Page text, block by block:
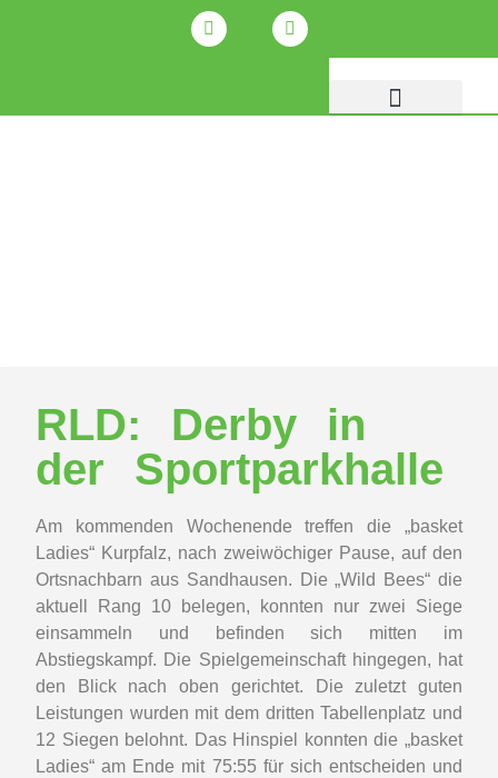
RLD: Derby in
der Sportparkhalle
Am kommenden Wochenende treffen die „basket
Ladies“ Kurpfalz, nach zweiwöchiger Pause, auf den
Ortsnachbarn aus Sandhausen. Die „Wild Bees“ die
aktuell Rang 10 belegen, konnten nur zwei Siege
einsammeln und befinden sich mitten im
Abstiegskampf. Die Spielgemeinschaft hingegen, hat
den Blick nach oben gerichtet. Die zuletzt guten
Leistungen wurden mit dem dritten Tabellenplatz und
12 Siegen belohnt. Das Hinspiel konnten die „basket
Ladies“ am Ende mit 75:55 für sich entscheiden und